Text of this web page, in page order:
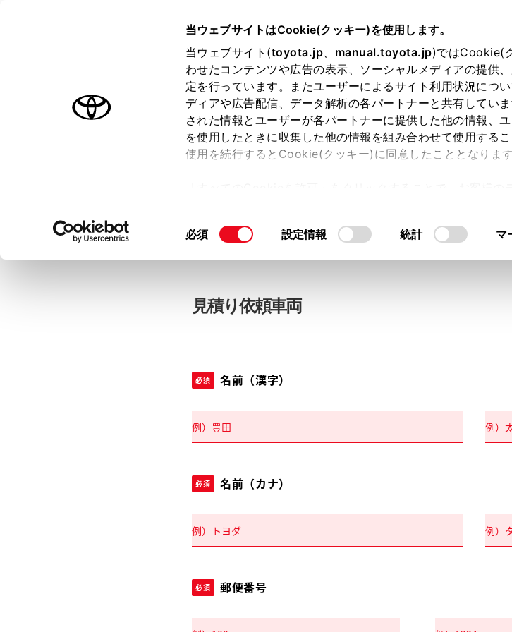
は必須です。
当ウェブサイトはCookie(クッキー)を使用します。
当ウェブサイト(toyota.jp、 manual.toyota.jp)ではCookie(
わせたコンテンツや広告の表示、ソーシャルメディアの提供
定を行っています。またユーザーによるサイト利用状況につ
ディアや広告配信、データ解析の各パートナーと共有してい
された情報とユーザーが各パートナーに提供した他の情報、
を使用したときに収集した他の情報を組み合わせて使用する
使用を続行するとCookie(クッキー)に同意したこととなります
て」をご覧ください。
同
択
必須 設定情報 統計 マ
中古車：見積り依頼
お客さま情報の入力 入力内容の
見積り依頼車両
必須 名前（漢字）
必須 名前（カナ）
必須 郵便番号